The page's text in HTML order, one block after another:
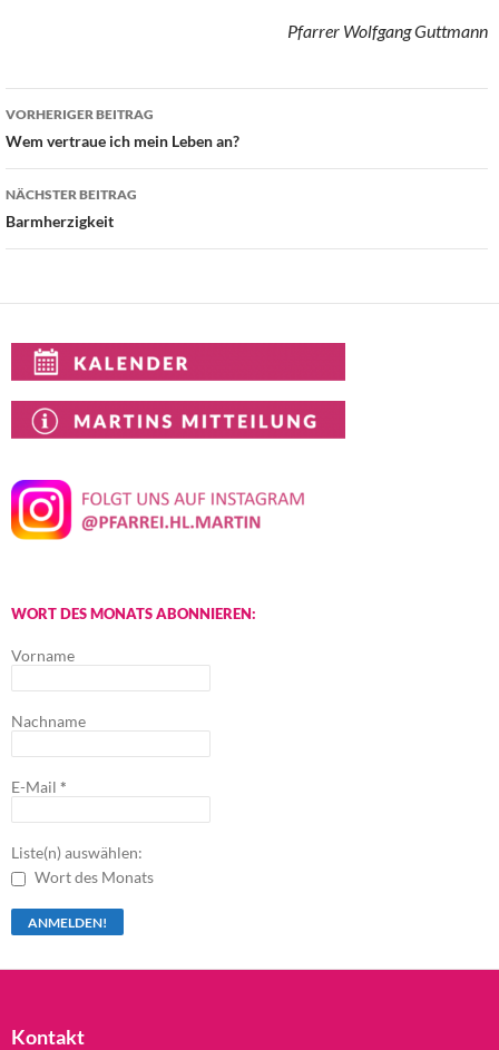
Pfarrer Wolfgang Guttmann
Beitragsnavigation
VORHERIGER BEITRAG
Wem vertraue ich mein Leben an?
NÄCHSTER BEITRAG
Barmherzigkeit
WORT DES MONATS ABONNIEREN:
Vorname
Nachname
E-Mail *
Liste(n) auswählen:
Wort des Monats
Kontakt